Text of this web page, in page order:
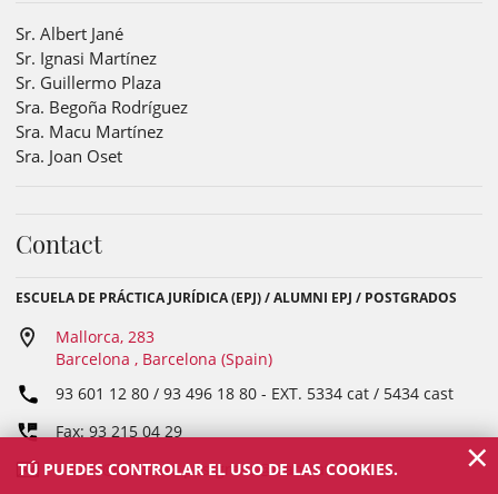
Sr. Albert Jané
Sr. Ignasi Martínez
Sr. Guillermo Plaza
Sra. Begoña Rodríguez
Sra. Macu Martínez
Sra. Joan Oset
Contact
ESCUELA DE PRÁCTICA JURÍDICA (EPJ) / ALUMNI EPJ / POSTGRADOS
Mallorca, 283
Barcelona , Barcelona (Spain)
93 601 12 80 / 93 496 18 80 - EXT. 5334 cat / 5434 cast
Fax: 93 215 04 29
escola@icab.cat; postgraus@icab.cat
TÚ PUEDES CONTROLAR EL USO DE LAS COOKIES.
×